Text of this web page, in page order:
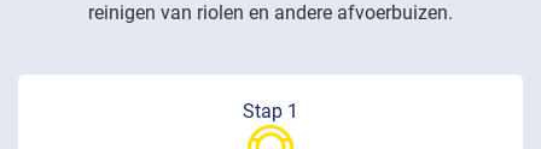
reinigen van riolen en andere afvoerbuizen.
Stap 1